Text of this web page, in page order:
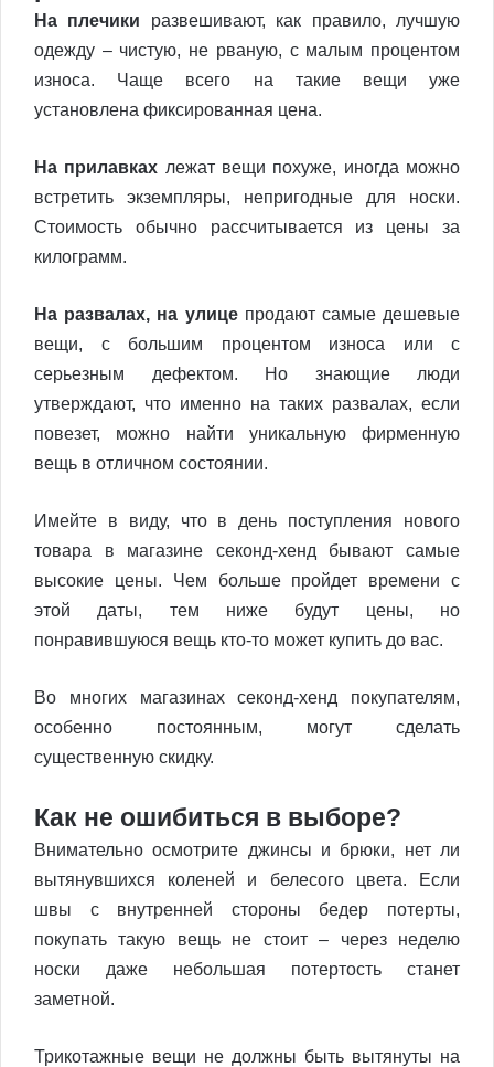
На плечики развешивают, как правило, лучшую
одежду – чистую, не рваную, с малым процентом
износа. Чаще всего на такие вещи уже
установлена фиксированная цена.
На прилавках лежат вещи похуже, иногда можно
встретить экземпляры, непригодные для носки.
Стоимость обычно рассчитывается из цены за
килограмм.
На развалах, на улицепродают самые дешевые
вещи, с большим процентом износа или с
серьезным дефектом. Но знающие люди
утверждают, что именно на таких развалах, если
повезет, можно найти уникальную фирменную
вещь в отличном состоянии.
Имейте в виду, что в день поступления нового
товара в магазине секонд-хенд бывают самые
высокие цены. Чем больше пройдет времени с
этой даты, тем ниже будут цены, но
понравившуюся вещь кто-то может купить до вас.
Во многих магазинах секонд-хенд покупателям,
особенно постоянным, могут сделать
существенную скидку.
Как не ошибиться в выборе?
Внимательно осмотрите джинсы и брюки, нет ли
вытянувшихся коленей и белесого цвета. Если
швы с внутренней стороны бедер потерты,
покупать такую вещь не стоит – через неделю
носки даже небольшая потертость станет
заметной.
Трикотажные вещи не должны быть вытянуты на